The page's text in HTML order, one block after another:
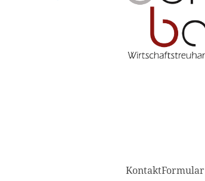
KontaktFormular